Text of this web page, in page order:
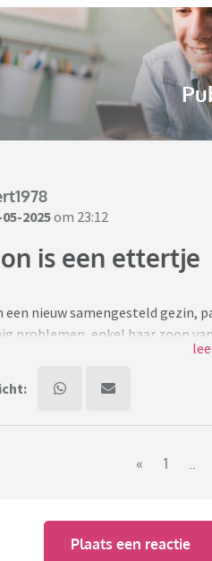
2025om 23:12
is een ettertje
een nieuw samengesteld gezin,
problemen, enkel haar zoon
en als de andere kids hem
gesprek te hebben loopt hij
er echt niet bij en omgekeerd
wat jullie zouden doen want
« 1 ..
Plaats een reactie